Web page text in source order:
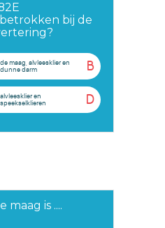
bij de
B
de maag, alvleesklier en
dunne darm
D
alvleesklier en
speekselklieren
maag is ....